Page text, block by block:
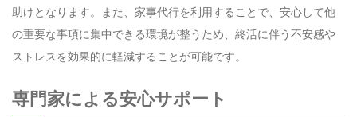
助けとなります。また、家事代行を利用することで、安心して他
の重要な事項に集中できる環境が整うため、終活に伴う不安感や
ストレスを効果的に軽減することが可能です。
専門家による安心サポート